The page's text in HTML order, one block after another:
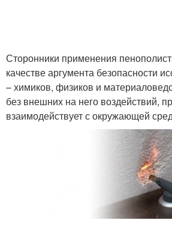
Сторонники применения
качестве аргумента безопасности
– химиков, физиков и
без внешних на него воздействий,
взаимодействует с окружающей